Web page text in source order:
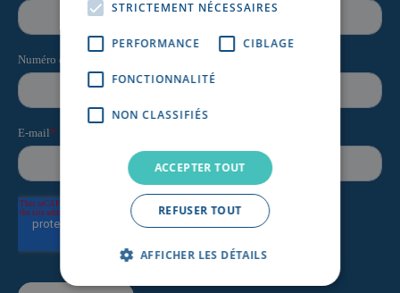
STRICTEMENT NÉCESSAIRES
PERFORMANCE CIBLAGE
FONCTIONNALITÉ
NON CLASSIFIÉS
ACCEPTER TOUT
REFUSER TOUT
AFFICHER LES DÉTAILS